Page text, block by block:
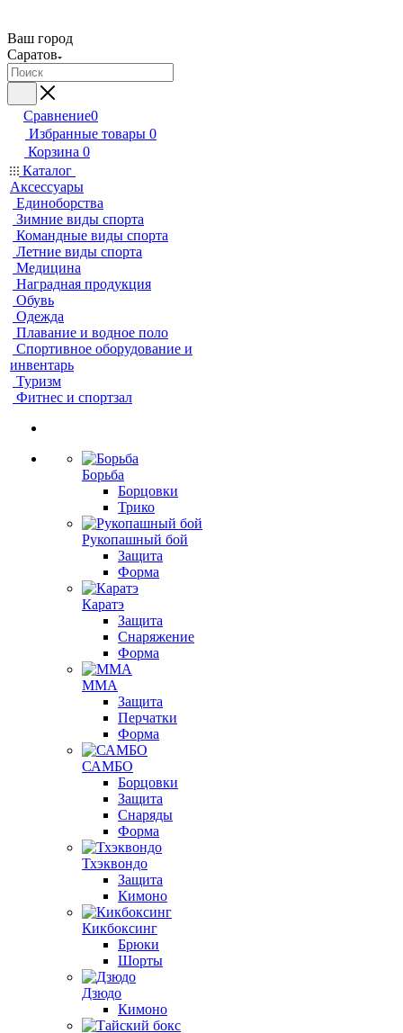
Ваш город
Саратов
Сравнение0
Избранные товары 0
Корзина 0
Каталог
Аксессуары
Единоборства
Зимние виды спорта
Командные виды спорта
Летние виды спорта
Медицина
Наградная продукция
Обувь
Одежда
Плавание и водное поло
Спортивное оборудование и
инвентарь
Туризм
Фитнес и спортзал
Борьба
Борцовки
Трико
Рукопашный бой
Защита
Форма
Каратэ
Защита
Снаряжение
Форма
ММА
Защита
Перчатки
Форма
САМБО
Борцовки
Защита
Снаряды
Форма
Тхэквондо
Защита
Кимоно
Кикбоксинг
Брюки
Шорты
Дзюдо
Кимоно